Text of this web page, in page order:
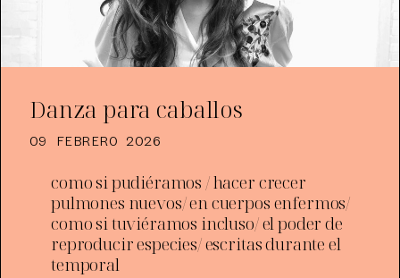
Danza para caballos
09 FEBRERO 2026
como si pudiéramos / hacer crecer
pulmones nuevos/ en cuerpos enfermos/
como si tuviéramos incluso/ el poder de
reproducir especies/ escritas durante el
temporal